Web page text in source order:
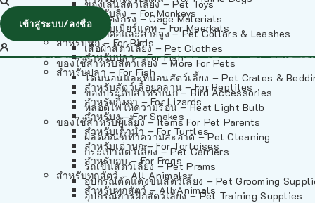
ของเล่นสัตว์เลี้ยง – Pet Toys
วัสดุรองกรง – Cage Materials
ปลอกคอและสายจูง – Pet Collars & Leashes
เสื้อผ้าสัตว์เลี้ยง – Pet Clothes
ของใช้สำหรับสัตว์เลี้ยง – More For Pets
โดมนอนและที่นอนสัตว์เลี้ยง – Pet Crates &
ของประดับสำหรับนก – Bird Accessories
หลอดไฟให้ความร้อน – Heat Light Bulb
ของใช้สำหรับผู้เลี้ยง – Items For Pet Parents
ผลิตภัณฑ์ทำความสะอาด – Pet Cleaning
กระเป๋าสัตว์เลี้ยง – Pet Carriers
รถเข็นสัตว์เลี้ยง – Pet Prams
อุปกรณ์ตัดแต่งขนสัตว์เลี้ยง – Pet Grooming
อุปกรณ์การฝึกสัตว์เลี้ยง – Pet Training Supplies
สำหรับลิง – For Monkeys
สำหรับเมียร์แคท – For Meerkats
สำหรับนก – For Birds
สำหรับปลา – For Fish
สำหรับปลา – For Fish
สำหรับสัตว์เลื้อยคลาน – For Reptiles
สำหรับกิ้งก่า – For Lizards
สำหรับงู – For Snakes
สำหรับเต่าน้ำ – For Turtles
สำหรับเต่าบก – For Tortoises
สำหรับกบ – For Frogs
สำหรับทุกสัตว์ – All Animals
สำหรับทุกสัตว์ – All Animals
เข้าสู่ระบบ/ลงชื่อ